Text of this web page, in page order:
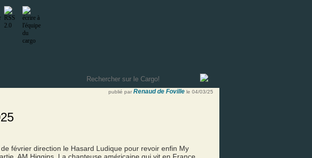
publié par Renaud de Foville le 04/03/25
février direction le Hasard Ludique pour revoir enfin My